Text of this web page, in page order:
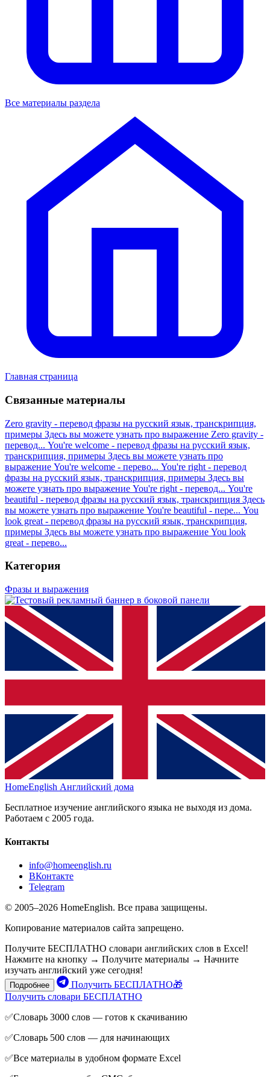
Все материалы раздела
Главная страница
Связанные материалы
Zero gravity - перевод фразы на русский язык, транскрипция,
примеры Здесь вы можете узнать про выражение Zero gravity -
перевод... You're welcome - перевод фразы на русский язык,
транскрипция, примеры Здесь вы можете узнать про
выражение You're welcome - перево... You're right - перевод
фразы на русский язык, транскрипция, примеры Здесь вы
можете узнать про выражение You're right - перевод... You're
beautiful - перевод фразы на русский язык, транскрипция Здесь
вы можете узнать про выражение You're beautiful - пере... You
look great - перевод фразы на русский язык, транскрипция,
примеры Здесь вы можете узнать про выражение You look
great - перево...
Категория
Фразы и выражения
HomeEnglish Английский дома
Бесплатное изучение английского языка не выходя из дома.
Работаем с 2005 года.
Контакты
info@homeenglish.ru
ВКонтакте
Telegram
© 2005–2026 HomeEnglish. Все права защищены.
Копирование материалов сайта запрещено.
Получите БЕСПЛАТНО словари английских слов в Excel!
Нажмите на кнопку → Получите материалы → Начните
изучать английский уже сегодня!
Подробнее
Получить БЕСПЛАТНО🎁
Получить словари БЕСПЛАТНО
✅Словарь 3000 слов — готов к скачиванию
✅Словарь 500 слов — для начинающих
✅Все материалы в удобном формате Excel